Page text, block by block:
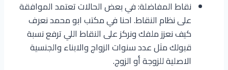
نقاط المفاضلة: في بعض الحالات تعتمد الموافقة
على نظام النقاط. احنا في مكتب ابو محمد نعرف
كيف نعزز ملفك ونركز على النقاط اللي ترفع نسبة
قبولك مثل عدد سنوات الزواج والابناء والجنسية
الاصلية للزوجة أو الزوج.